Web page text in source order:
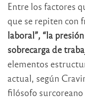
Entre los factores
que se repiten con
laboral”, “la
sobrecarga de
elementos
actual, según
filósofo surcoreano